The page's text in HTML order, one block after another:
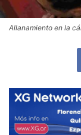
Allanamiento en la